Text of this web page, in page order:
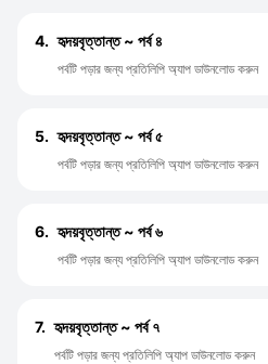
4. হৃদয়বৃত্তান্ত ~ পর্ব ৪
পর্বটি পড়ার জন্য প্রতিলিপি অ্যাপ ডাউনলোড করুন
5. হৃদয়বৃত্তান্ত ~ পর্ব ৫
পর্বটি পড়ার জন্য প্রতিলিপি অ্যাপ ডাউনলোড করুন
6. হৃদয়বৃত্তান্ত ~ পর্ব ৬
পর্বটি পড়ার জন্য প্রতিলিপি অ্যাপ ডাউনলোড করুন
7. হৃদয়বৃত্তান্ত ~ পর্ব ৭
পর্বটি পড়ার জন্য প্রতিলিপি অ্যাপ ডাউনলোড করুন